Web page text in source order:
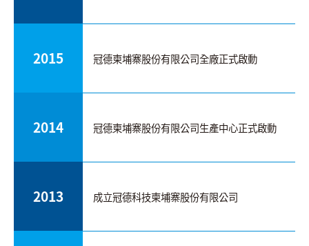
2015 冠德柬埔寨股份有限公司全廠正式啟動
2014 冠德柬埔寨股份有限公司生產中心正式啟動
2013 成立冠德科技柬埔寨股份有限公司